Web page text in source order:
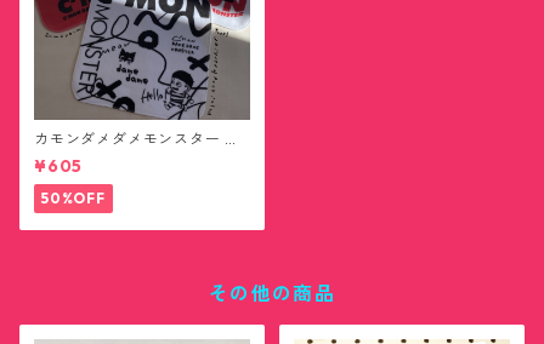
カモンダメダメモンスター ハ
ンカチタオル(送料無料)
¥605
50%OFF
その他の商品